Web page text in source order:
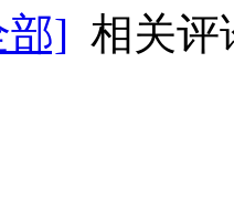
部] 相关评